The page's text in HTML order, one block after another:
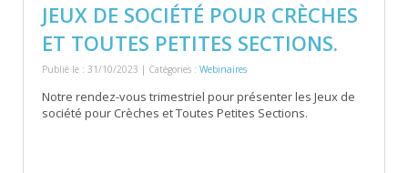
JEUX DE SOCIÉTÉ POUR CRÈCHES
ET TOUTES PETITES SECTIONS.
Publié le : 31/10/2023 | Catégories : Webinaires
Notre rendez-vous trimestriel pour présenter les Jeux de
société pour Crèches et Toutes Petites Sections.